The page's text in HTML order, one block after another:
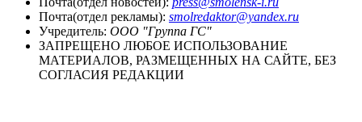
Почта(отдел рекламы): smolredaktor@yandex.ru
Учредитель: ООО "Группа ГС"
ЗАПРЕЩЕНО ЛЮБОЕ ИСПОЛЬЗОВАНИЕ
МАТЕРИАЛОВ, РАЗМЕЩЕННЫХ НА САЙТЕ, БЕЗ
СОГЛАСИЯ РЕДАКЦИИ